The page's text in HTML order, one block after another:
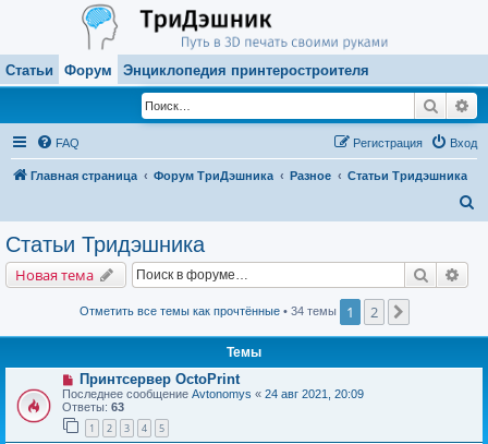
Статьи Форум Энциклопедия принтеростроителя
Поиск
FAQ Вход
Регистрация
Главная страница Форум ТриДэшника Разное
Статьи Тридэшника
Статьи Тридэшника
Новая тема Поиск
Отметить все темы как прочтённые• 34 темы 1 2
Темы
Принтсервер OctoPrint
Последнее сообщение Avtonomys « 24 авг 2021, 20:09
Ответы: 63
1 2 3 4 5